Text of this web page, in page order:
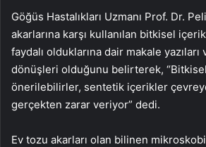
Göğüs Hastalıkları Uzmanı Prof. Dr.
akarlarına karşı kullanılan bitkisel
faydalı olduklarına dair makale
dönüşleri olduğunu belirterek,
önerilebilirler, sentetik içerikler
gerçekten zarar veriyor” dedi.
Ev tozu akarları olan bilinen